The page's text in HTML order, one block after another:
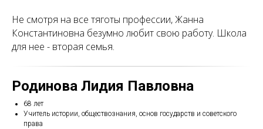
Не смотря на все тяготы профессии, Жанна
Константиновна безумно любит свою работу. Школа
для нее - вторая семья.
Родинова Лидия Павловна
68 лет
Учитель истории, обществознания, основ государств и советского
права